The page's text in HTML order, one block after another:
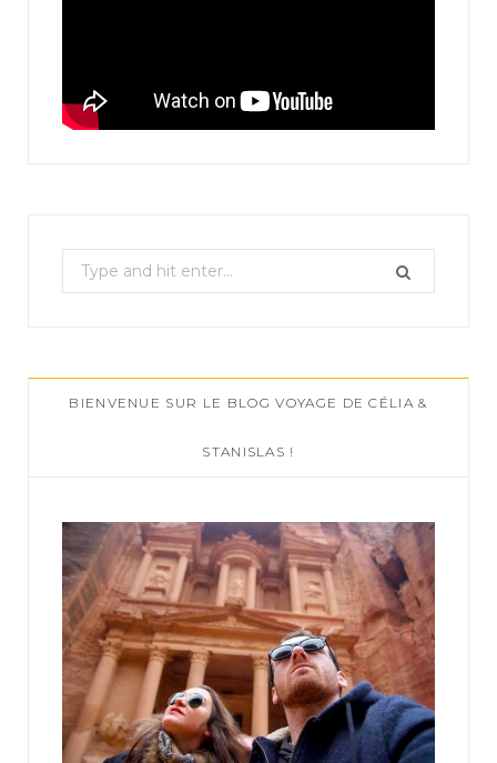
e
c
h
:
BIENVENUE SUR LE BLOG VOYAGE DE CÉLIA &
STANISLAS !